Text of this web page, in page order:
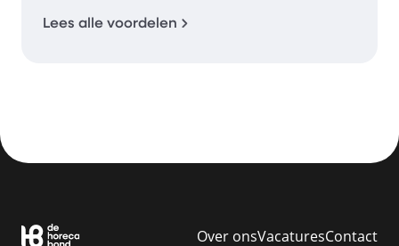
Lees alle voordelen
Over onsVacaturesContact